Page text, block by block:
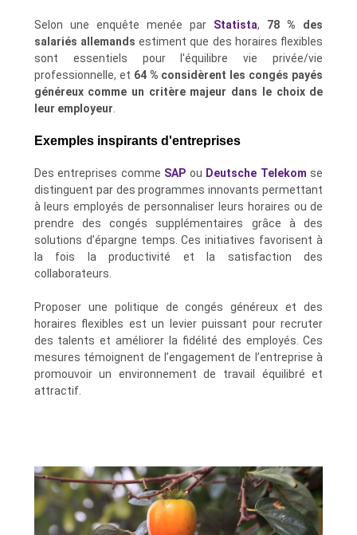
Selon une enquête menée par Statista, 78 % des
salariés allemands estiment que des horaires flexibles
sont essentiels pour l'équilibre vie privée/vie
professionnelle, et 64 % considèrent les congés payés
généreux comme un critère majeur dans le choix de
leur employeur
Exemples inspirants d'entreprises
Des entreprises comme SAP ou Deutsche Telekom se
distinguent par des programmes innovants permettant
à leurs employés de personnaliser leurs horaires ou de
prendre des congés supplémentaires grâce à des
solutions d’épargne temps. Ces initiatives favorisent à
la fois la productivité et la satisfaction des
collaborateurs.
Proposer une politique de congés généreux et des
horaires flexibles est un levier puissant pour recruter
des talents et améliorer la fidélité des employés. Ces
mesures témoignent de l’engagement de l’entreprise à
promouvoir un environnement de travail équilibré et
attractif.